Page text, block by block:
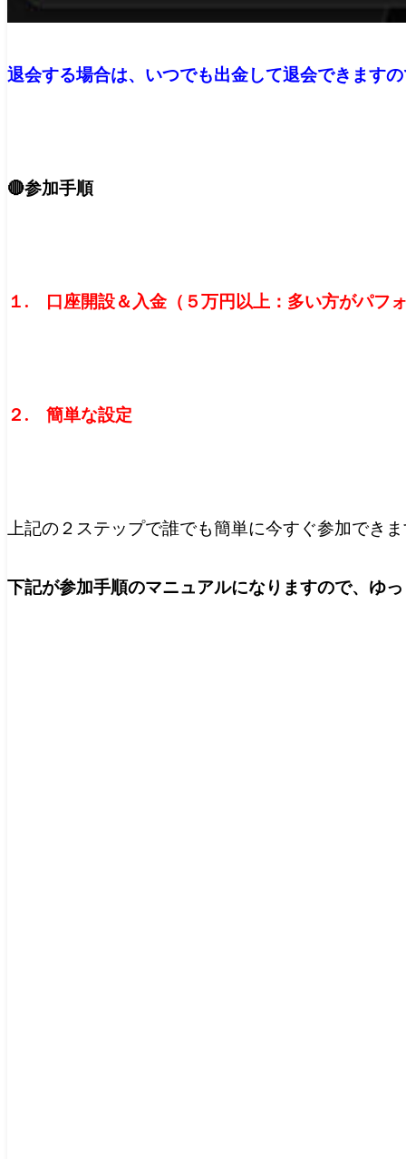
退会する場合は、いつでも出金して退会できます
🔴参加手順
１. 口座開設＆入金（５万円以上：多い方がパフ
２. 簡単な設定
上記の２ステップで誰でも簡単に今すぐ参加でき
下記が参加手順のマニュアルになりますので、ゆ